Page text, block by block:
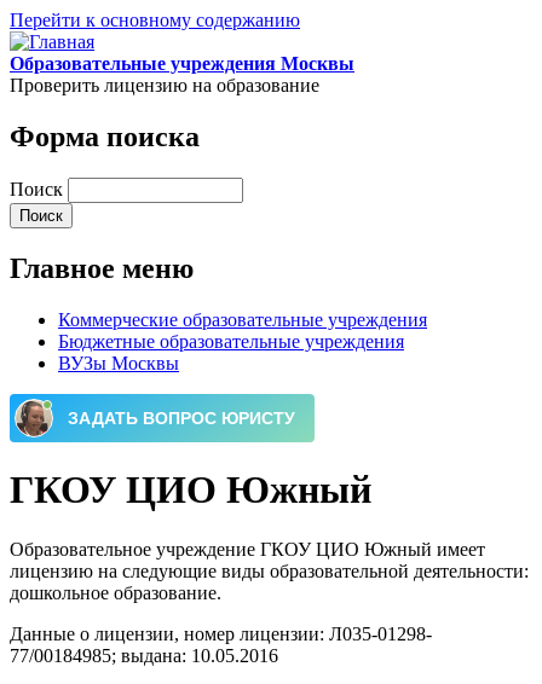
Перейти к основному содержанию
Образовательные учреждения Москвы
Проверить лицензию на образование
Форма поиска
Поиск
Главное меню
Коммерческие образовательные учреждения
Бюджетные образовательные учреждения
ВУЗы Москвы
ГКОУ ЦИО Южный
Образовательное учреждение ГКОУ ЦИО Южный имеет
лицензию на следующие виды образовательной деятельности:
дошкольное образование.
Данные о лицензии, номер лицензии: Л035-01298-
77/00184985; выдана: 10.05.2016